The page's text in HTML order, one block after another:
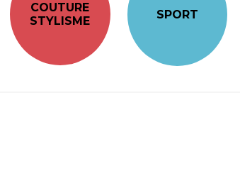
COUTURE
STYLISME
SPORT